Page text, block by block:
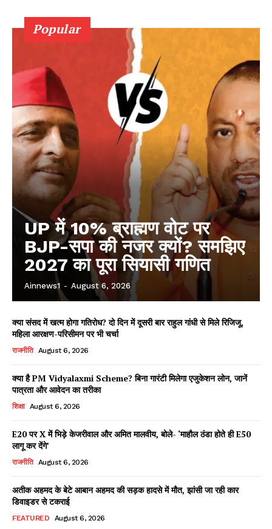
Facebook
Read Latest News on AIN
NEWS 1 App
Popular
UP में 10% ब्राह्मण वोट पर
BJP-सपा की नजर क्यों? समझिए
2027 का पूरा सियासी गणित
Ainnews1 - August 6, 2026
क्या संसद में खत्म होगा गतिरोध? दो दिन में दूसरी बार राहुल गांधी से मिले रिजिजू,
महिला आरक्षण-परिसीमन पर भी चर्चा
राजनीति August 6, 2026
क्या है PM Vidyalaxmi Scheme? बिना गारंटी मिलेगा एजुकेशन लोन, जानें
पात्रता और आवेदन का तरीका
शिक्षा August 6, 2026
E20 पर X में भिड़े केजरीवाल और अमित मालवीय, बोले- ‘माहौल ठंडा होते ही E50
लागू कर देंगे’
राजनीति August 6, 2026
अतीक अहमद के बेटे आबान अहमद की सड़क हादसे में मौत, झांसी जा रही कार
डिवाइडर से टकराई
FEATURED August 6, 2026